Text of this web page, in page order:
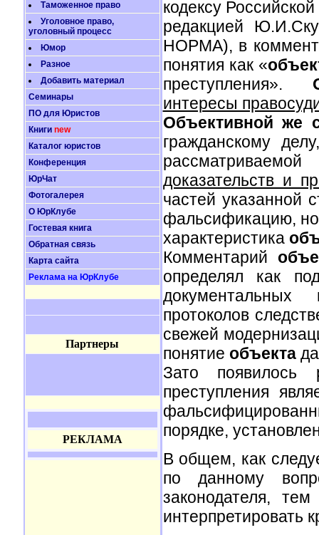
Таможенное право
Уголовное право,
уголовный процесс
Юмор
Разное
Добавить материал
Семинары
ПО для Юристов
Книги new
Каталог юристов
Конференция
ЮрЧат
Фотогалерея
О ЮрКлубе
Гостевая книга
Обратная связь
Карта сайта
Реклама на ЮрКлубе
Партнеры
РЕКЛАМА
кодексу
редакцией
НОРМА), в
понятия как «
преступления».
интересы
Объективной же
гражданскому
доказательств и
частей указанной
фальсификацию, но
характеристика
Комментарий
определял как
документальных
протоколов
свежей
понятие объекта
Зато появилось
преступления
порядке,
В общем, как
по данному
законодателя,
интерпретировать